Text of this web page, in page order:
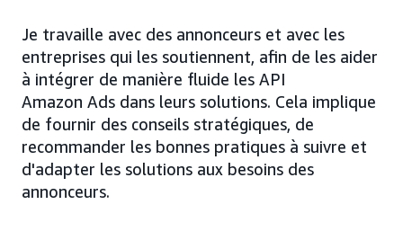
Je travaille avec des annonceurs et avec les
entreprises qui les soutiennent, afin de les aider
à intégrer de manière fluide les API
Amazon Ads dans leurs solutions. Cela implique
de fournir des conseils stratégiques, de
recommander les bonnes pratiques à suivre et
d'adapter les solutions aux besoins des
annonceurs.